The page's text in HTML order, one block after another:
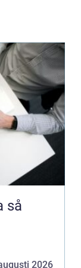
2026